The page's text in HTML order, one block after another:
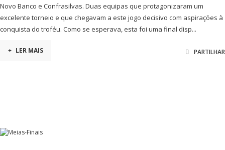
Novo Banco e Confrasilvas. Duas equipas que protagonizaram um
excelente torneio e que chegavam a este jogo decisivo com aspirações à
conquista do troféu. Como se esperava, esta foi uma final disp...
+ LER MAIS PARTILHAR